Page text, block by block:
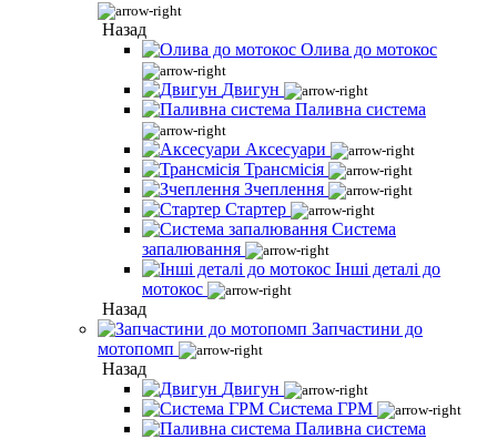
Назад
Олива до мотокос
Двигун
Паливна система
Аксесуари
Трансмісія
Зчеплення
Стартер
Система
запалювання
Інші деталі до
мотокос
Назад
Запчастини до
мотопомп
Назад
Двигун
Система ГРМ
Паливна система